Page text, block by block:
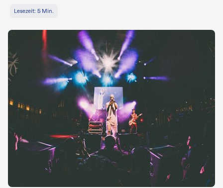
Lesezeit: 5 Min.